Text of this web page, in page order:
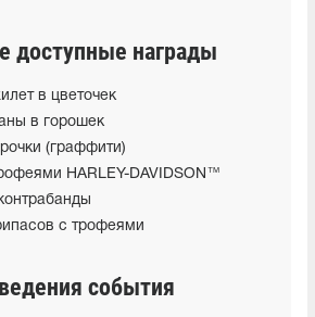
доступные награды
в цветочек
в горошек
(граффити)
HARLEY-DAVIDSON™
с трофеями
события